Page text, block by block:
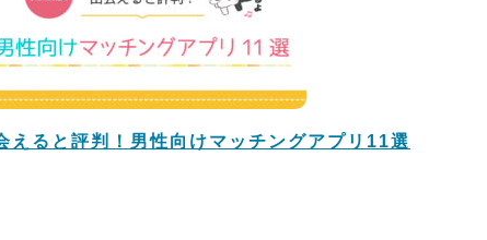
えると評判！男性向けマッチングアプリ11選